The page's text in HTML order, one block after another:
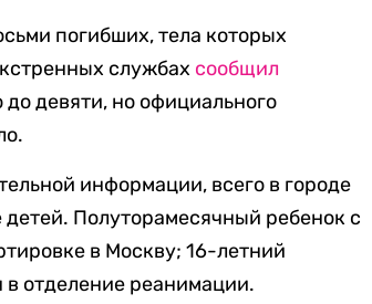
погибших, тела которых
службах сообщил
девяти, но официального
информации, всего в городе
детей. Полуторамесячный ребенок с
в Москву; 16-летний
отделение реанимации.